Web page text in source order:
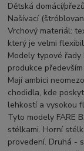
Dětská domácí/
Našívací
Vrchový materiál:
který je velmi
Modely typové řady
produkce
Mají ambici
chodidla, kde
lehkostí a vysokou
Tyto modely FARE
stélkami. Horní
provedení. Druhá -